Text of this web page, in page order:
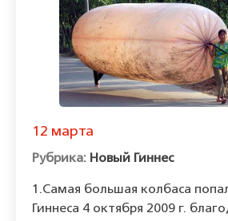
12 марта
Новый Гиннес
1.Самая большая колбаса
Гиннеса 4 октября 2009 г.